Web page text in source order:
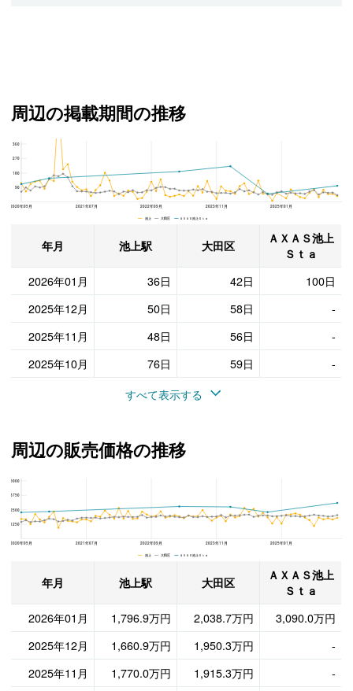
周辺の掲載期間の推移
ＡＸＡＳ池上Ｓｔａ、大田区と池上駅の周辺の掲載期間の推移
2020年05月 2021年07月 2022年09月 2023年11月 2025年01月
360
270
180
90
池上 大田区 ＡＸＡＳ池上Ｓｔａ
年月 池上駅 大田区
ＡＸＡＳ池上
Ｓｔａ
2026年01月
36日 42日
100日
2025年12月
50日 58日
-
2025年11月
48日 56日
-
2025年10月
76日 59日
-
すべて表示する
周辺の販売価格の推移
2020年05月 2021年07月 2022年09月 2023年11月 2025年01月
5000
3750
2500
1250
池上 大田区 ＡＸＡＳ池上Ｓｔａ
年月 池上駅 大田区
ＡＸＡＳ池上
Ｓｔａ
2026年01月
1,796.9万円 2,038.7万円
3,090.0万円
2025年12月
1,660.9万円 1,950.3万円
-
2025年11月
1,770.0万円 1,915.3万円
-